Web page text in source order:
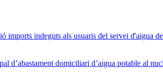
indeguts als usuaris del servei d'aigua
d’abastament domiciliari d’aigua potable al